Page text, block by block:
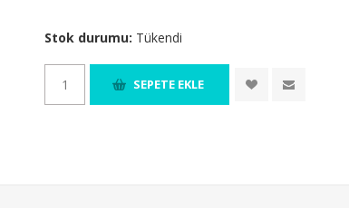
Stok durumu: Tükendi